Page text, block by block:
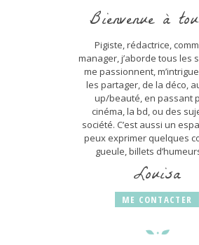
Bienvenue à
Pigiste, rédactrice,
manager, j’aborde tous les
me passionnent,
les partager, de la déco,
up/beauté, en passant
cinéma, la bd, ou des
société. C’est aussi un
peux exprimer quelques
gueule, billets
Louisa
ME CONTACTER